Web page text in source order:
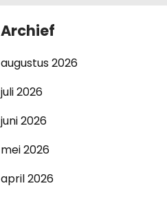
Archief
augustus 2026
juli 2026
juni 2026
mei 2026
april 2026